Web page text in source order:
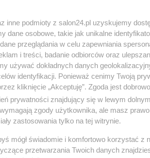
Gospodarka
Biznes
inne podmioty z salon24.pl uzyskujemy
dane osobowe, takie jak unikalne
przeglądania w celu zapewniania
i treści, badanie odbiorców oraz
używać dokładnych danych
identyfikacji. Ponieważ cenimy Twoją
kliknięcie „Akceptuję”. Zgoda jest
prywatności znajdujący się w lewym
zgody użytkownika, ale masz
zastosowania tylko na tej witrynie.
mógł świadomie i komfortowo korzystać z
przetwarzania Twoich danych